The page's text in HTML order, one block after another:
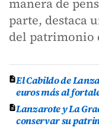
manera de
parte, destaca
del patrimonio
El Cabildo de
euros más al
Lanzarote y La
conservar su